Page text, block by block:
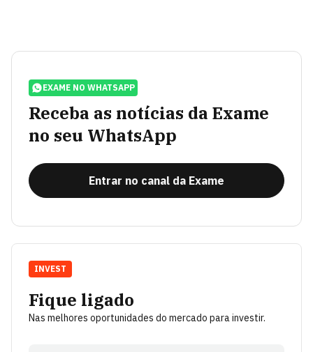
EXAME NO WHATSAPP
Receba as notícias da Exame
no seu WhatsApp
Entrar no canal da Exame
Fique ligado
Nas melhores oportunidades do mercado para investir.
INVEST